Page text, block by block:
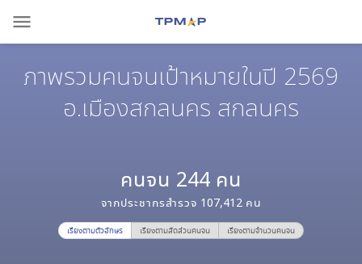
menu
ภาพรวมคนจนเป้าหมายในปี 2569
อ.เมืองสกลนคร สกลนคร
คนจน 244 คน
จากประชากรสำรวจ 107,412 คน
เรียงตามตัวอักษร เรียงตามสัดส่วนคนจน เรียงตามจำนวนคนจน